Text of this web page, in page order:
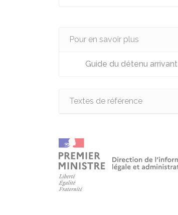
Pour en savoir plus
Guide du détenu arrivant
Textes de référence